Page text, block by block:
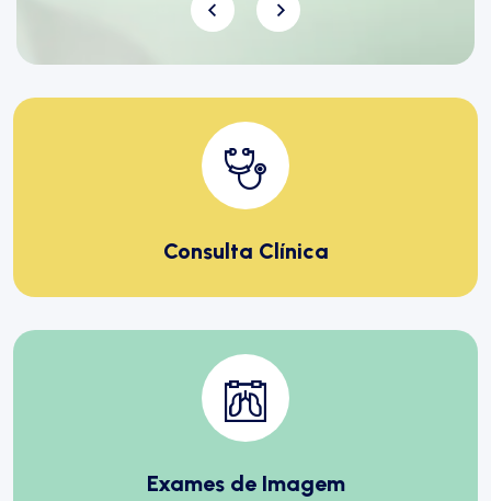
Consulta Clínica
Exames de Imagem